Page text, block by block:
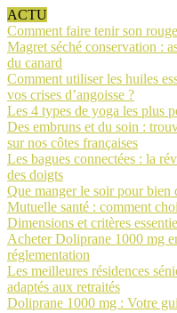
ACTU
Comment faire tenir son
Magret séché conservation :
du canard
Comment utiliser les huiles
vos crises d’angoisse ?
Les 4 types de yoga les plus
Des embruns et du soin :
sur nos côtes françaises
Les bagues connectées : la
des doigts
Que manger le soir pour bien
Mutuelle santé : comment
Dimensions et critères
Acheter Doliprane 1000 mg
réglementation
Les meilleures résidences
adaptés aux retraités
Doliprane 1000 mg : Votre